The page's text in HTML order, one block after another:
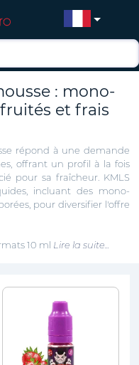
: mono-
et frais
répond à une demande
offrant un profil à la fois
pour sa fraîcheur. KMLS
incluant des mono-
pour diversifier l'offre
10 ml Lire la suite...